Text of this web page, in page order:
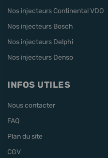
Nos injecteurs Continental VDO
Nos injecteurs Bosch
Nos injecteurs Delphi
Nos injecteurs Denso
INFOS UTILES
Nous contacter
FAQ
Plan du site
CGV